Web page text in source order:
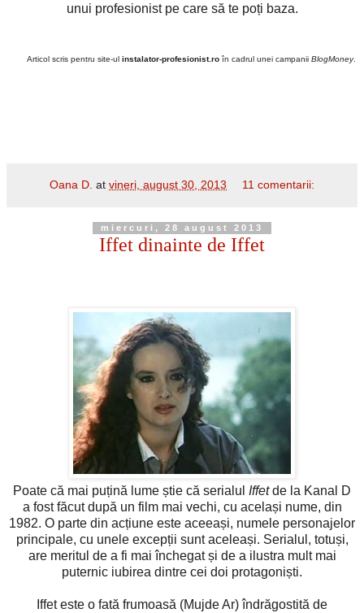
unui profesionist pe care să te poți baza.
Articol scris pentru site-ul instalator-profesionist.ro în cadrul unei campanii BlogMoney.
Oana D. atvineri, august 30, 2013 11 comentarii:
miercuri, 28 august 2013
Iffet dinainte de Iffet
Poate că mai puțină lume știe că serialul Iffetde la Kanal D
a fost făcut după un film mai vechi, cu același nume, din
1982. O parte din acțiune este aceeași, numele personajelor
principale, cu unele excepții sunt aceleași. Serialul, totuși,
are meritul de a fi mai închegat și de a ilustra mult mai
puternic iubirea dintre cei doi protagoniști.
Iffet este o fată frumoasă (Mujde Ar) îndrăgostită de